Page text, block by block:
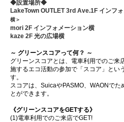
◆設置場所◆
LakeTown OUTLET 3rd Ave.1F インフ
横＞
mori 2F インフォメーション横
kaze 2F 光の広場横
～ グリーンスコアって何？ ～
グリーンスコアとは、電車利用でのご来
施するエコ活動の参加で「スコア」とい
す。
スコアは、SuicaやPASMO、WAONでた
とができます。
《グリーンスコアをGETする》
(1)電車利用でのご来店でGET!